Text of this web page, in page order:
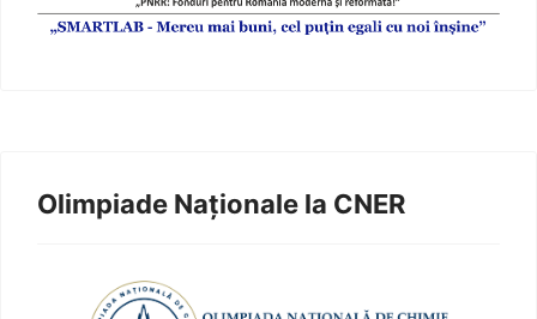
Olimpiade Naționale la CNER